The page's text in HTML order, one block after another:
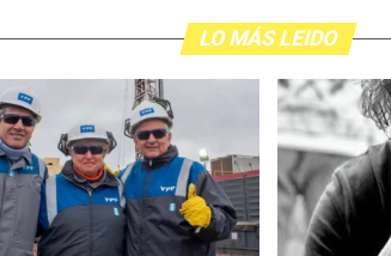
LO MÁS LEIDO